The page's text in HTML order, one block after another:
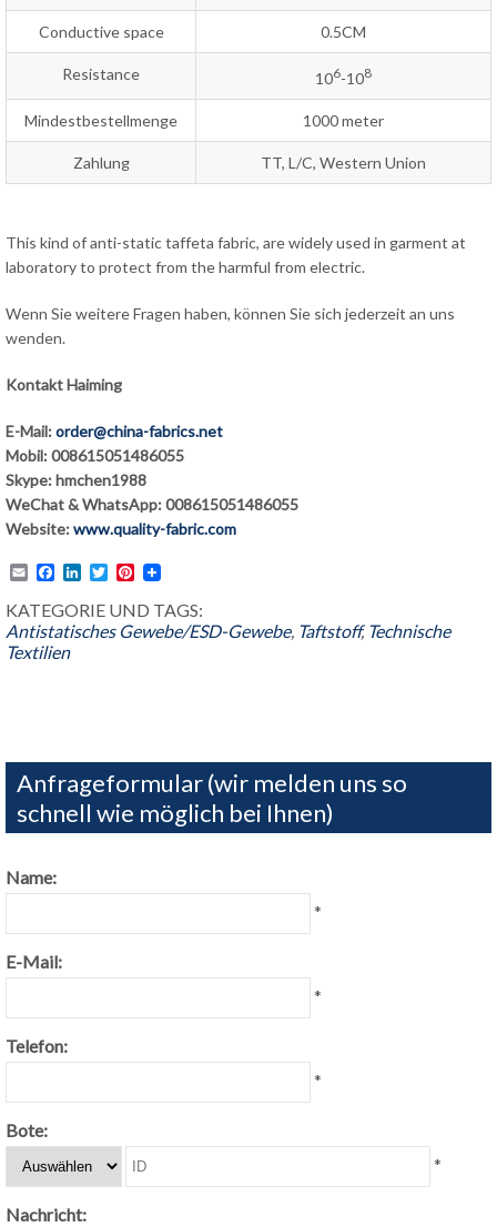
Conductive space 0.5CM
Resistance 106-108
Mindestbestellmenge 1000 meter
Zahlung TT, L/C, Western Union
This kind of anti-static taffeta fabric, are widely used in garment at
laboratory to protect from the harmful from electric.
Wenn Sie weitere Fragen haben, können Sie sich jederzeit an uns
wenden.
Kontakt Haiming
E-Mail:order@china-fabrics.net
Mobil: 008615051486055
Skype: hmchen1988
WeChat & WhatsApp: 008615051486055
Website:www.quality-fabric.com
EmailFacebook
LinkedIn
TwitterPinterest
KATEGORIE UND TAGS:
Antistatisches Gewebe/ESD-Gewebe, Taftstoff, Technische
Textilien
Anfrageformular (wir melden uns so
schnell wie möglich bei Ihnen)
Name:
*
E-Mail:
*
Telefon:
*
Bote:
*
Nachricht: